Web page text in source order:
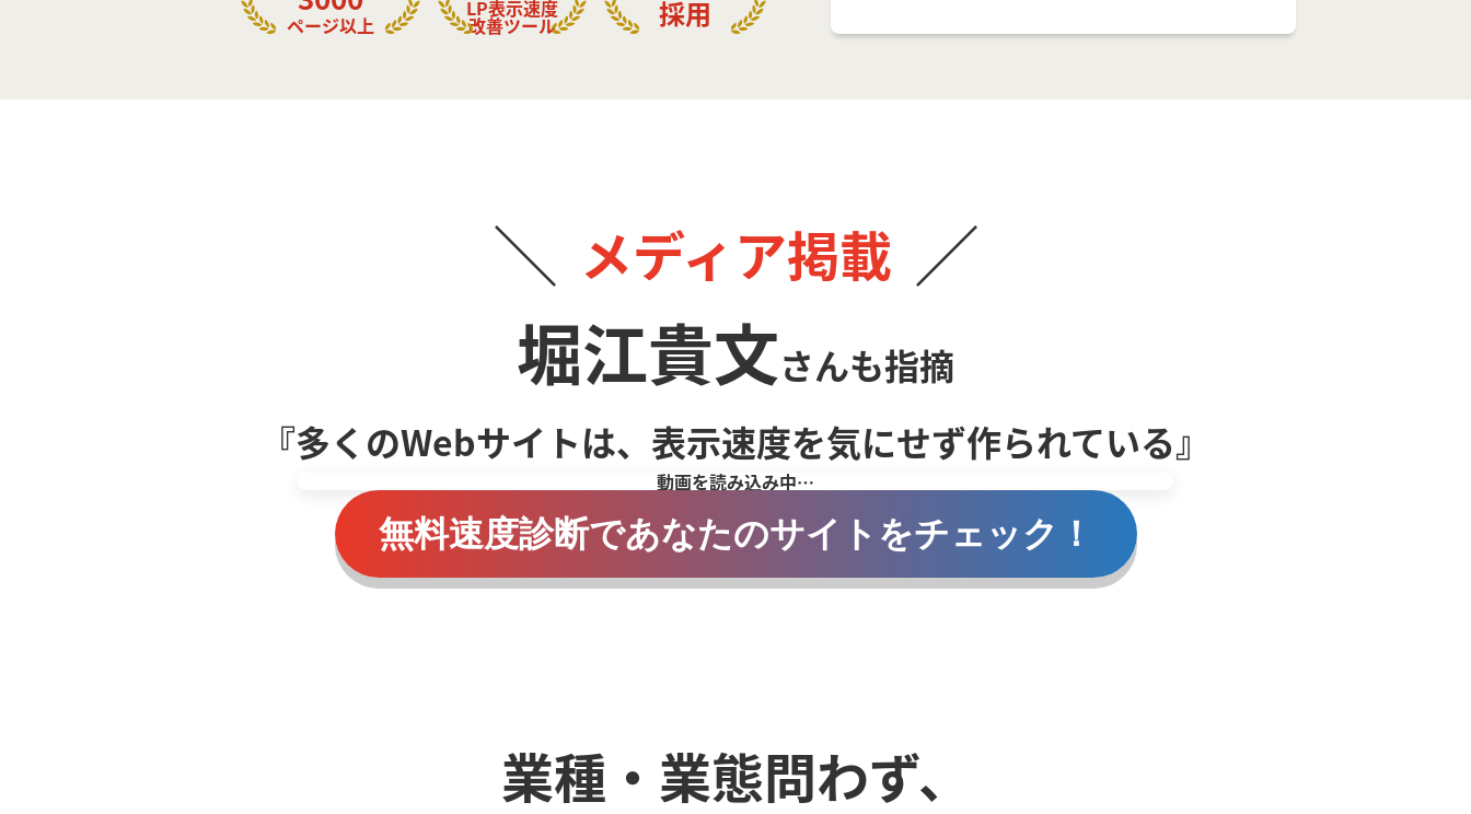
ページ以上
LP表示速度
改善ツール
採用
メディア掲載
堀江貴文さんも指摘
『多くのWebサイトは、 表示速度を気にせず作られている』
動画を読み込み中…
無料速度診断であなたのサイトをチェック！
業種・業態問わず、